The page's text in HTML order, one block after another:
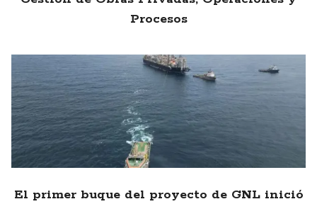
Procesos
El primer buque del proyecto de GNL inició